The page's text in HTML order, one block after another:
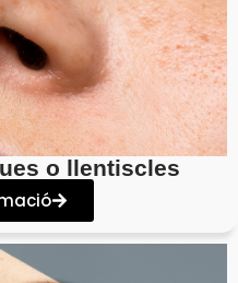
o llentiscles